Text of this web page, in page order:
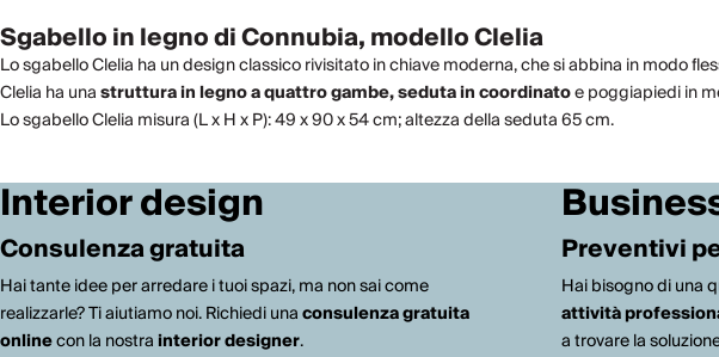
Sgabello in legno di Connubia, modello Clelia
Lo sgabello Clelia ha un design classico rivisitato in chiave moderna, che si abbina in modo
Clelia ha unastruttura in legno a quattro gambe, seduta in coordinatoe poggiapiedi in
Lo sgabello Clelia misura (L x H x P): 49 x 90 x 54 cm; altezza della seduta 65 cm.
Interior design
Consulenza gratuita
Hai tante idee per arredare i tuoi spazi, ma non sai come
realizzarle? Ti aiutiamo noi. Richiedi unaconsulenza gratuita
onlinecon la nostrainterior designer.
Preventivi
Hai bisogno di una
attività
a trovare la